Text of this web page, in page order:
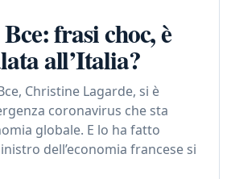
frasi choc, è
all’Italia?
Christine Lagarde, si è
coronavirus che sta
globale. E lo ha fatto
dell’economia francese si